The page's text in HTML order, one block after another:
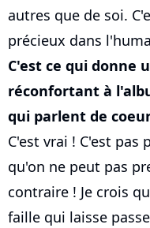
autres que de soi.
précieux dans
C'est ce qui donne
réconfortant à
qui parlent de
C'est vrai ! C'est pas
qu'on ne peut pas
contraire ! Je crois
faille qui laisse